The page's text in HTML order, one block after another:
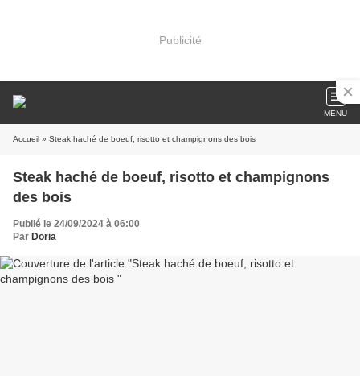
Publicité
MENU
Accueil » Steak haché de boeuf, risotto et champignons des bois
Steak haché de boeuf, risotto et champignons
des bois
Publié le 24/09/2024 à 06:00
Par Doria